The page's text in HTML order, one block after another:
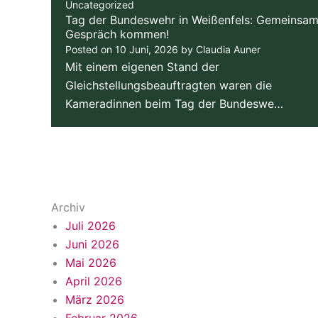
Uncategorized
Tag der Bundeswehr in Weißenfels:
Gespräch kommen!
Posted on 10 Juni, 2026 by Claudia Auner
Mit einem eigenen Stand der
Gleichstellungsbeauftragten waren die
Kameradinnen beim Tag der Bundeswe…
Archiv
Juli 2026
Juni 2026
Mai 2026
April 2026
März 2026